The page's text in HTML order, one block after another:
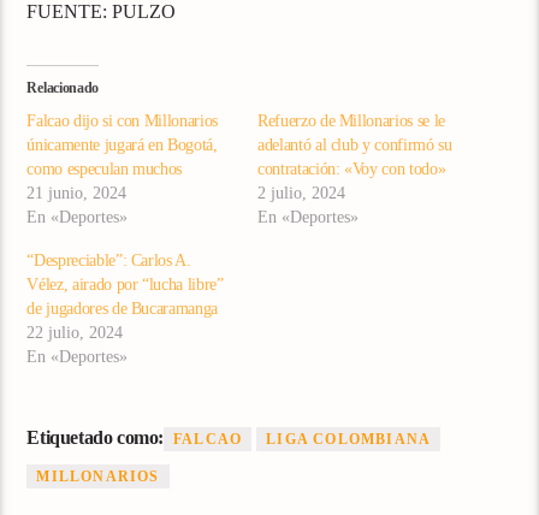
FUENTE: PULZO
Relacionado
Falcao dijo si con Millonarios
únicamente jugará en Bogotá,
como especulan muchos
21 junio, 2024
En «Deportes»
Refuerzo de Millonarios se le
adelantó al club y confirmó su
contratación: «Voy con todo»
2 julio, 2024
En «Deportes»
“Despreciable”: Carlos A.
Vélez, airado por “lucha libre”
de jugadores de Bucaramanga
22 julio, 2024
En «Deportes»
Etiquetado como: FALCAO LIGA COLOMBIANA
MILLONARIOS